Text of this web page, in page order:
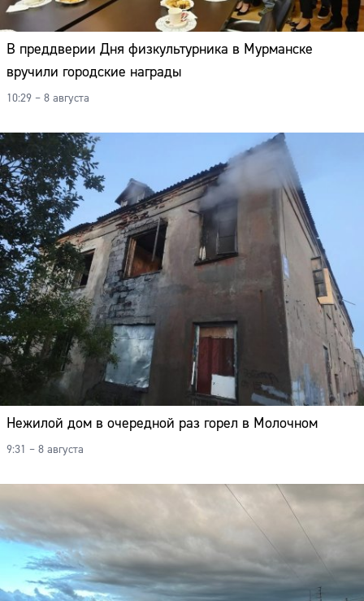
В преддверии Дня физкультурника в Мурманске
вручили городские награды
10:29 – 8 августа
Нежилой дом в очередной раз горел в Молочном
9:31 – 8 августа